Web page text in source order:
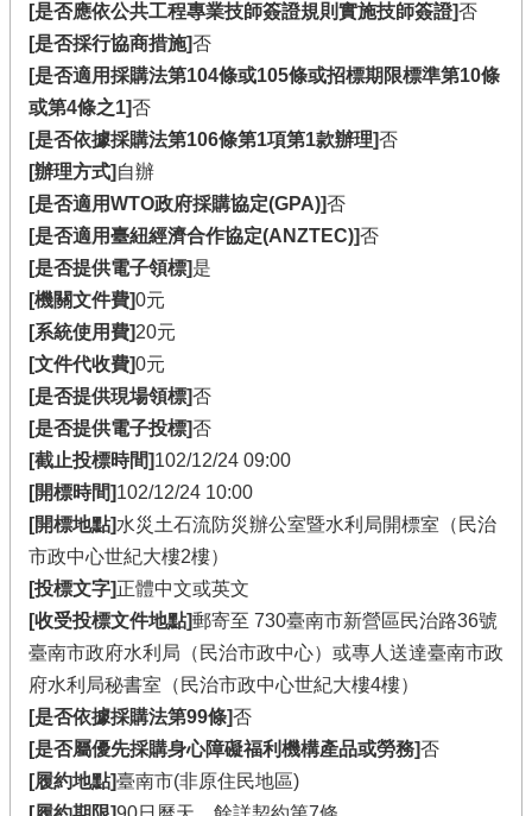
[是否應依公共工程專業技師簽證規則實施技師簽證]否
[是否採行協商措施]否
[是否適用採購法第104條或105條或招標期限標準第10條
或第4條之1]否
[是否依據採購法第106條第1項第1款辦理]否
[辦理方式] 自辦
[是否適用WTO政府採購協定(GPA)]否
[是否適用臺紐經濟合作協定(ANZTEC)]否
[是否提供電子領標]是
[機關文件費]0元
[系統使用費]20元
[文件代收費]0元
[是否提供現場領標]否
[是否提供電子投標]否
[截止投標時間]102/12/24 09:00
[開標時間]102/12/24 10:00
[開標地點]水災土石流防災辦公室暨水利局開標室（民治
市政中心世紀大樓2樓）
[投標文字]正體中文或英文
[收受投標文件地點]郵寄至 730臺南市新營區民治路36號
臺南市政府水利局（民治市政中心）或專人送達臺南市政
府水利局秘書室（民治市政中心世紀大樓4樓）
[是否依據採購法第99條]否
[是否屬優先採購身心障礙福利機構產品或勞務]否
[履約地點]臺南市(非原住民地區)